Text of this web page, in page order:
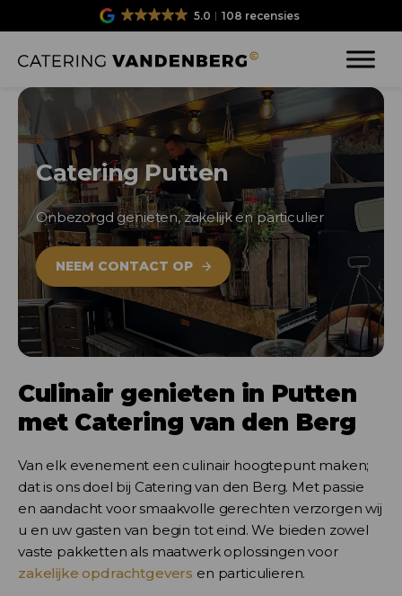
5.0 108 recensies
Catering Putten
Onbezorgd genieten, zakelijk en particulier
NEEM CONTACT OP
Culinair genieten in Putten
met Catering van den Berg
Van elk evenement een culinair hoogtepunt maken;
dat is ons doel bij Catering van den Berg. Met passie
en aandacht voor smaakvolle gerechten verzorgen wij
u en uw gasten van begin tot eind. We bieden zowel
vaste pakketten als maatwerk oplossingen voor
zakelijke opdrachtgevers en particulieren.